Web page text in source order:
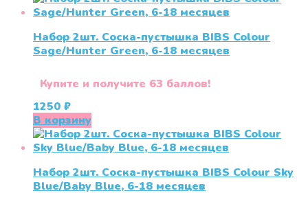
Набор 2шт. Соска-пустышка BIBS Colour
Sage/Hunter Green, 6-18 месяцев
Купите и получите 63 баллов!
1250 ₽
В корзину
Набор 2шт. Соска-пустышка BIBS Colour Sky
Blue/Baby Blue, 6-18 месяцев